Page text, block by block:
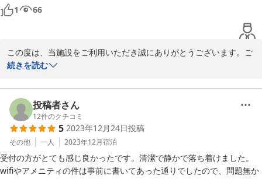
1 66
この度は、当施設をご利用いただき誠にありがとうございます。ご
宿泊のご感想をお寄せいただきお礼申し上げます。
いサービスのご提供に努めて参ります。
貴重なご意見ありがとうございました。
またのお越しを心よりお待ち申し上げます。
宿泊受付　今野
2023-12-27
続きを読む
投稿者さん
12件のクチコミ
5 2023年12月24日投稿
その他 一人 2023年12月宿泊
受付の方がとても感じ良かったです。清潔で静かで落ち着けました。
wifiやアメニティの件は事前に書いてあった通りでしたので、問題無か